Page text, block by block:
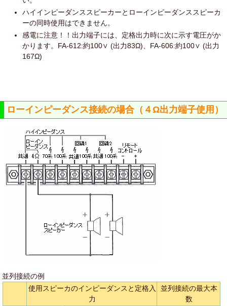
ハイインピーダンススピーカーとローインピーダンススピーカ
ーの同時使用はできません。
感電に注意！！出力端子には、定格出力時に次に示す電圧がか
かります。FA-612:約100∨ (出力83Ω)、FA-606:約100∨ (出力
167Ω)
ローインピーダンス接続の場合（４Ω出力端子使用）
並列接続の例
使用スピーカのインピーダンスと定格入
力
並列接続の最大本
数